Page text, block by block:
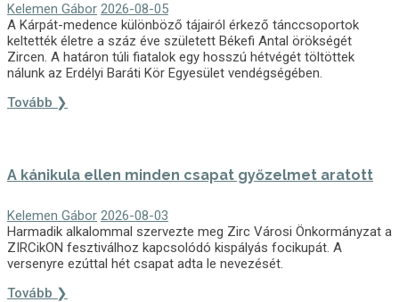
Kelemen Gábor 2026-08-05
A Kárpát-medence különböző tájairól érkező tánccsoportok
keltették életre a száz éve született Békefi Antal örökségét
Zircen. A határon túli fiatalok egy hosszú hétvégét töltöttek
nálunk az Erdélyi Baráti Kör Egyesület vendégségében.
Tovább ❯
A kánikula ellen minden csapat győzelmet aratott
Kelemen Gábor 2026-08-03
Harmadik alkalommal szervezte meg Zirc Városi Önkormányzat a
ZIRCikON fesztiválhoz kapcsolódó kispályás focikupát. A
versenyre ezúttal hét csapat adta le nevezését.
Tovább ❯